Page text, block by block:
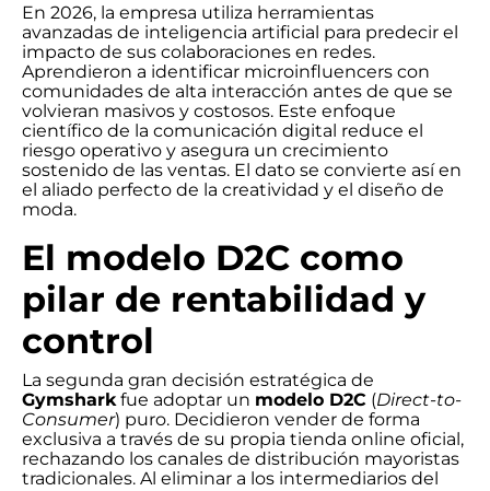
En 2026, la empresa utiliza herramientas
avanzadas de inteligencia artificial para predecir el
impacto de sus colaboraciones en redes.
Aprendieron a identificar microinfluencers con
comunidades de alta interacción antes de que se
volvieran masivos y costosos. Este enfoque
científico de la comunicación digital reduce el
riesgo operativo y asegura un crecimiento
sostenido de las ventas. El dato se convierte así en
el aliado perfecto de la creatividad y el diseño de
moda.
El modelo D2C como
pilar de rentabilidad y
control
La segunda gran decisión estratégica de
Gymshark fue adoptar un modelo D2C (Direct-to-
Consumer) puro. Decidieron vender de forma
exclusiva a través de su propia tienda online oficial,
rechazando los canales de distribución mayoristas
tradicionales. Al eliminar a los intermediarios del